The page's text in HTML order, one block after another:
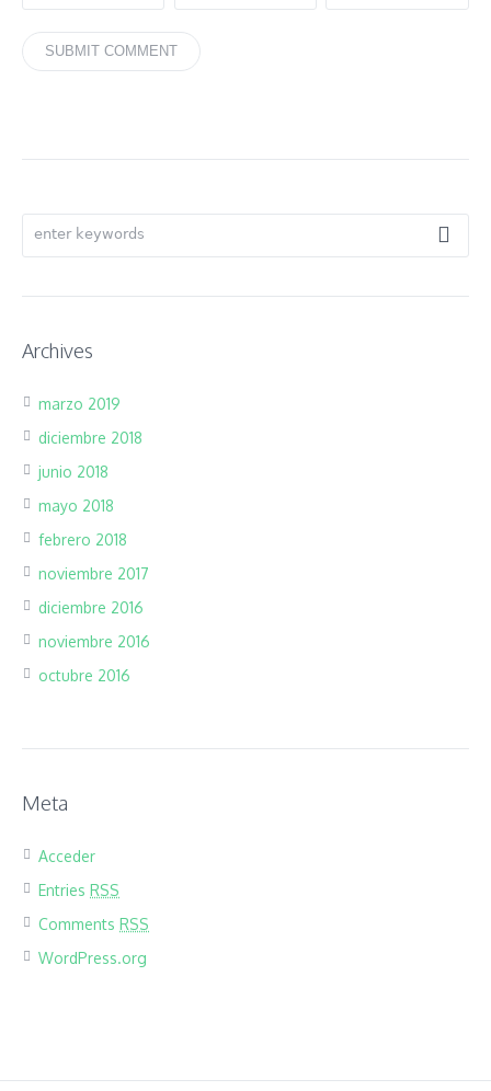
Archives
marzo 2019
diciembre 2018
junio 2018
mayo 2018
febrero 2018
noviembre 2017
diciembre 2016
noviembre 2016
octubre 2016
Meta
Acceder
Entries RSS
Comments RSS
WordPress.org